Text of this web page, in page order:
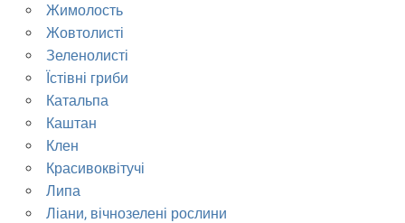
Жимолость
Жовтолисті
Зеленолисті
Їстівні гриби
Катальпа
Каштан
Клен
Красивоквітучі
Липа
Ліани, вічнозелені рослини